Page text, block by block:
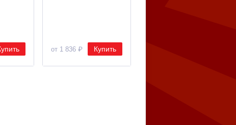
от 1 836 ₽ Купить